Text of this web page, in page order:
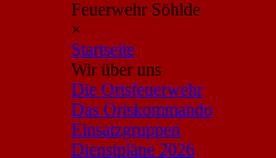
Feuerwehr Söhlde
×
Startseite
Wir über uns
Die Ortsfeuerwehr
Das Ortskommando
Einsatzgruppen
Dienstpläne 2026